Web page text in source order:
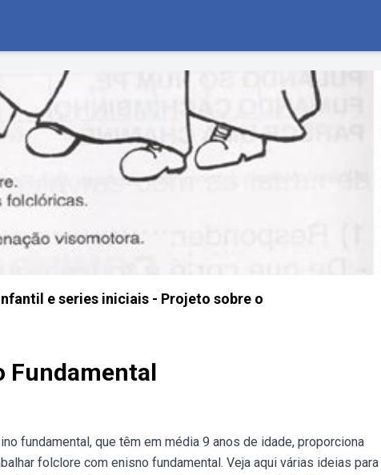
e series iniciais - Projeto sobre o
Fundamental
fundamental, que têm em média 9 anos de idade, proporciona
folclore com enisno fundamental. Veja aqui várias ideias para